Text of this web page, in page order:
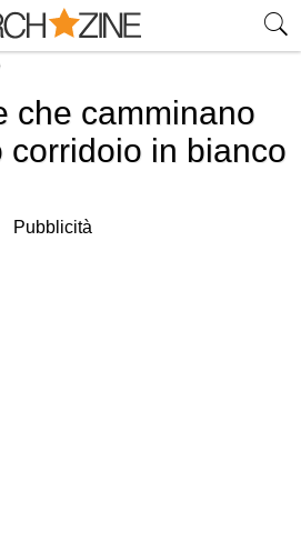
che camminano
corridoio in bianco
Pubblicità